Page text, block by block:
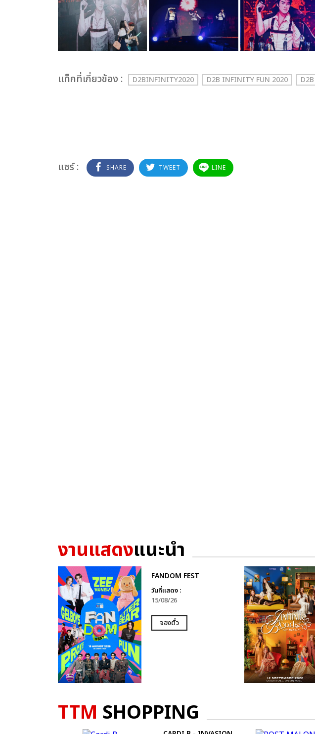
เเท็กที่เกี่ยวข้อง : D2BINFINITY2020 D2B INFINITY FUN 2020 D2B
แชร์ : SHARE TWEET LINE
งานแสดงแนะนำ
FANDOM FEST
วันที่แสดง :
15/08/26
จองตั๋ว
TTM SHOPPING